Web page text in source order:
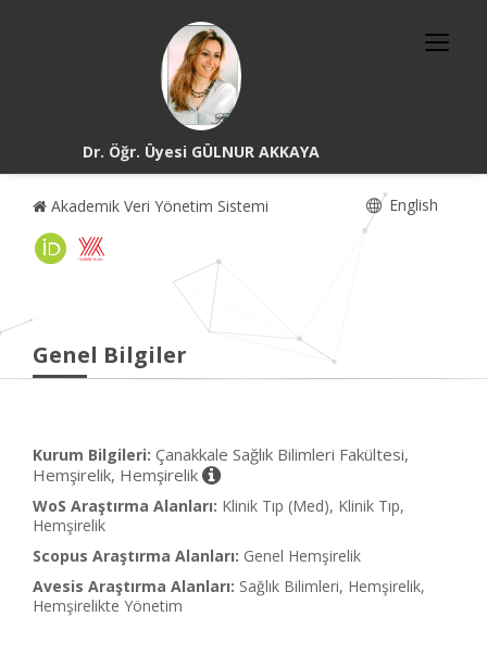
Dr. Öğr. Üyesi GÜLNUR AKKAYA
Akademik Veri Yönetim Sistemi English
Genel Bilgiler
Kurum Bilgileri: Çanakkale Sağlık Bilimleri Fakültesi,
Hemşirelik, Hemşirelik
WoS Araştırma Alanları: Klinik Tıp (Med), Klinik Tıp,
Hemşirelik
Scopus Araştırma Alanları: Genel Hemşirelik
Avesis Araştırma Alanları: Sağlık Bilimleri, Hemşirelik,
Hemşirelikte Yönetim